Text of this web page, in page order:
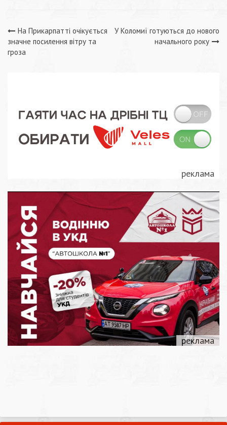
Навігація
записів
На Прикарпатті очікується
значне посилення вітру та
гроза
У Коломиї готуються до нового
начального року